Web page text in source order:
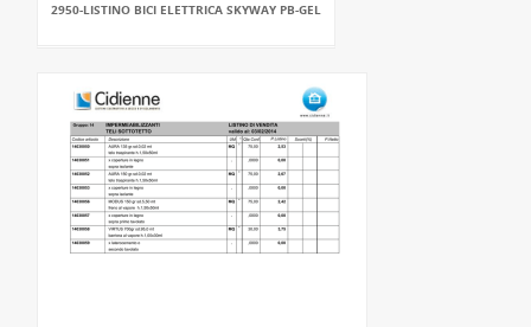
2950-LISTINO BICI ELETTRICA SKYWAY PB-GEL